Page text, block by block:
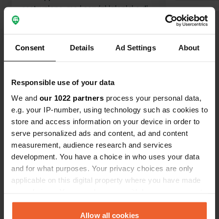
Consent Details Ad Settings About
Responsible use of your data
We and our 1022 partners process your personal data,
e.g. your IP-number, using technology such as cookies to
store and access information on your device in order to
serve personalized ads and content, ad and content
measurement, audience research and services
development. You have a choice in who uses your data
and for what purposes. Your privacy choices are only
applicable on this digital property where you have made
any time from the Cookie Declaration or by clicking on
the Privacy trigger icon.Allow all cookies
costruzione, ma i servizi igienici e di
Almeno il campeggio è tranquillo e
Contatto
Rue du Canal